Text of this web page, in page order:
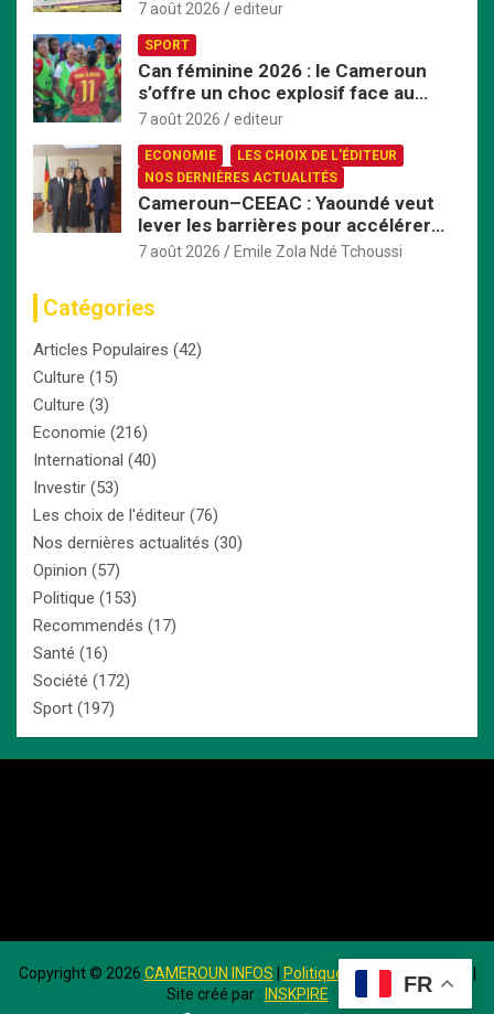
Bafoussam renforce son centre
7 août 2026 editeur
SPORT
Can féminine 2026 : le Cameroun
s’offre un choc explosif face au
Nigeria en quart de finale
7 août 2026 editeur
ECONOMIE
LES CHOIX DE L'ÉDITEUR
NOS DERNIÈRES ACTUALITÉS
Cameroun–CEEAC : Yaoundé veut
lever les barrières pour accélérer
l’intégration économique
7 août 2026 Emile Zola Ndé Tchoussi
Catégories
Articles Populaires (42)
Culture (15)
Culture (3)
Economie (216)
International (40)
Investir (53)
Les choix de l'éditeur (76)
Nos dernières actualités (30)
Opinion (57)
Politique (153)
Recommendés (17)
Santé (16)
Société (172)
Sport (197)
FR
Copyright © 2026 CAMEROUN INFOS Politique de Confidentialité
Site créé par : INSKPIRE